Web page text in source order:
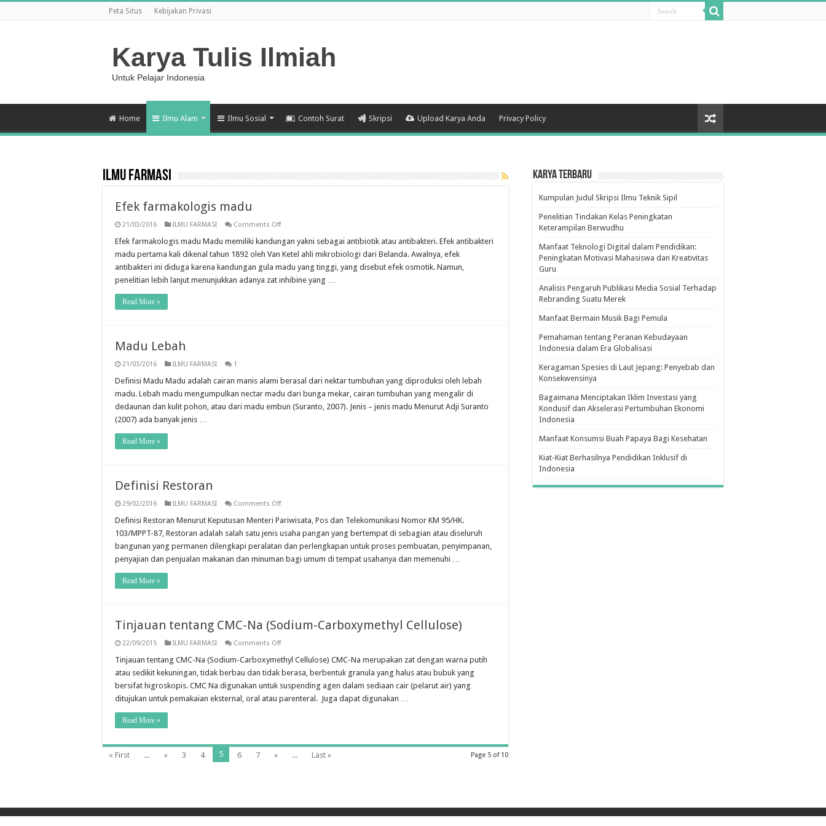
Peta Situs Kebijakan Privasi
Karya Tulis Ilmiah
Untuk Pelajar Indonesia
Home Ilmu Alam Ilmu Sosial Contoh Surat Skripsi Upload Karya Anda Privacy Policy
ILMU FARMASI
Efek farmakologis madu
21/03/2016 ILMU FARMASI Comments Offon
farmakologis
madu
Efek farmakologis madu Madu memiliki kandungan yakni sebagai antibiotik atau antibakteri. Efek antibakteri
madu pertama kali dikenal tahun 1892 oleh Van Ketel ahli mikrobiologi dari Belanda. Awalnya, efek
antibakteri ini diduga karena kandungan gula madu yang tinggi, yang disebut efek osmotik. Namun,
penelitian lebih lanjut menunjukkan adanya zat inhibine yang …
Read More »
Madu Lebah
21/03/2016 ILMU FARMASI 1
Definisi Madu Madu adalah cairan manis alami berasal dari nektar tumbuhan yang diproduksi oleh lebah
madu. Lebah madu mengumpulkan nectar madu dari bunga mekar, cairan tumbuhan yang mengalir di
dedaunan dan kulit pohon, atau dari madu embun (Suranto, 2007). Jenis – jenis madu Menurut Adji Suranto
(2007) ada banyak jenis …
Read More »
Definisi Restoran
29/02/2016 ILMU FARMASI Comments Offon
Restoran
Definisi Restoran Menurut Keputusan Menteri Pariwisata, Pos dan Telekomunikasi Nomor KM 95/HK.
103/MPPT-87, Restoran adalah salah satu jenis usaha pangan yang bertempat di sebagian atau diseluruh
bangunan yang permanen dilengkapi peralatan dan perlengkapan untuk proses pembuatan, penyimpanan,
penyajian dan penjualan makanan dan minuman bagi umum di tempat usahanya dan memenuhi …
Read More »
Tinjauan tentang CMC-Na (Sodium-Carboxymethyl Cellulose)
22/09/2015 ILMU FARMASI Comments Offon
tentang
CMC-
Na
(Sodium-
Carboxymethyl
Cellulose)
Tinjauan tentang CMC-Na (Sodium-Carboxymethyl Cellulose) CMC-Na merupakan zat dengan warna putih
atau sedikit kekuningan, tidak berbau dan tidak berasa, berbentuk granula yang halus atau bubuk yang
bersifat higroskopis. CMC Na digunakan untuk suspending agen dalam sediaan cair (pelarut air) yang
ditujukan untuk pemakaian eksternal, oral atau parenteral. Juga dapat digunakan …
Read More »
Page 5 of 10
« First ... « 3 4 5 6 7 » ... Last »
Karya Terbaru
Kumpulan Judul Skripsi Ilmu Teknik Sipil
Penelitian Tindakan Kelas Peningkatan
Keterampilan Berwudhu
Manfaat Teknologi Digital dalam Pendidikan:
Peningkatan Motivasi Mahasiswa dan Kreativitas
Guru
Analisis Pengaruh Publikasi Media Sosial Terhadap
Rebranding Suatu Merek
Manfaat Bermain Musik Bagi Pemula
Pemahaman tentang Peranan Kebudayaan
Indonesia dalam Era Globalisasi
Keragaman Spesies di Laut Jepang: Penyebab dan
Konsekwensinya
Bagaimana Menciptakan Iklim Investasi yang
Kondusif dan Akselerasi Pertumbuhan Ekonomi
Indonesia
Manfaat Konsumsi Buah Papaya Bagi Kesehatan
Kiat-Kiat Berhasilnya Pendidikan Inklusif di
Indonesia